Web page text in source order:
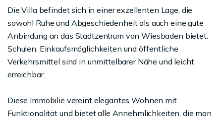
Die Villa befindet sich in einer exzellenten Lage, die
sowohl Ruhe und Abgeschiedenheit als auch eine gute
Anbindung an das Stadtzentrum von Wiesbaden bietet.
Schulen, Einkaufsmöglichkeiten und öffentliche
Verkehrsmittel sind in unmittelbarer Nähe und leicht
erreichbar.
Diese Immobilie vereint elegantes Wohnen mit
Funktionalität und bietet alle Annehmlichkeiten, die man